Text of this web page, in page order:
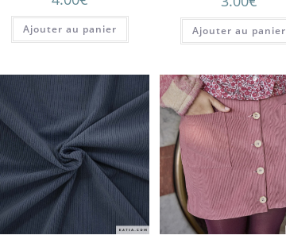
Ajouter au panier Ajouter au panier